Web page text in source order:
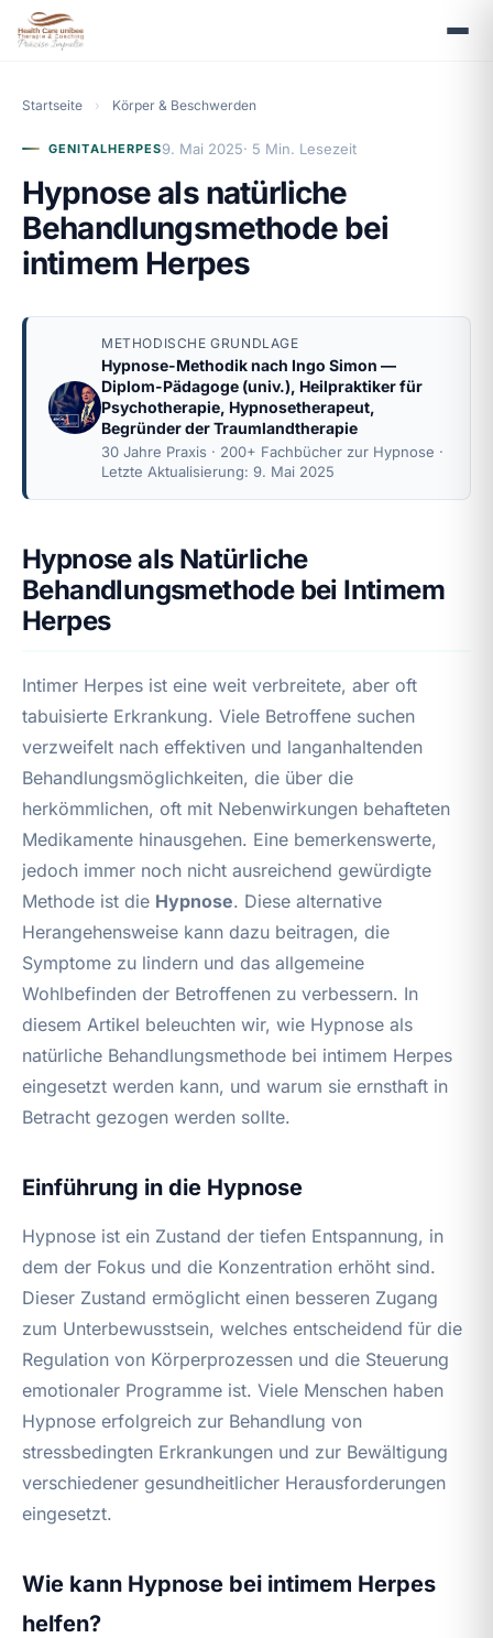
Startseite › Körper & Beschwerden
GENITALHERPES9. Mai 2025· 5 Min. Lesezeit
Hypnose als natürliche
Behandlungsmethode bei
intimem Herpes
METHODISCHE GRUNDLAGE
Hypnose-Methodik nach Ingo Simon —
Diplom-Pädagoge (univ.), Heilpraktiker für
Psychotherapie, Hypnosetherapeut,
Begründer der Traumlandtherapie
30 Jahre Praxis · 200+ Fachbücher zur Hypnose ·
Letzte Aktualisierung: 9. Mai 2025
Hypnose als Natürliche
Behandlungsmethode bei Intimem
Herpes
Intimer Herpes ist eine weit verbreitete, aber oft
tabuisierte Erkrankung. Viele Betroffene suchen
verzweifelt nach effektiven und langanhaltenden
Behandlungsmöglichkeiten, die über die
herkömmlichen, oft mit Nebenwirkungen behafteten
Medikamente hinausgehen. Eine bemerkenswerte,
jedoch immer noch nicht ausreichend gewürdigte
Methode ist die Hypnose. Diese alternative
Herangehensweise kann dazu beitragen, die
Symptome zu lindern und das allgemeine
Wohlbefinden der Betroffenen zu verbessern. In
diesem Artikel beleuchten wir, wie Hypnose als
natürliche Behandlungsmethode bei intimem Herpes
eingesetzt werden kann, und warum sie ernsthaft in
Betracht gezogen werden sollte.
Einführung in die Hypnose
Hypnose ist ein Zustand der tiefen Entspannung, in
dem der Fokus und die Konzentration erhöht sind.
Dieser Zustand ermöglicht einen besseren Zugang
zum Unterbewusstsein, welches entscheidend für die
Regulation von Körperprozessen und die Steuerung
emotionaler Programme ist. Viele Menschen haben
Hypnose erfolgreich zur Behandlung von
stressbedingten Erkrankungen und zur Bewältigung
verschiedener gesundheitlicher Herausforderungen
eingesetzt.
Wie kann Hypnose bei intimem Herpes
helfen?